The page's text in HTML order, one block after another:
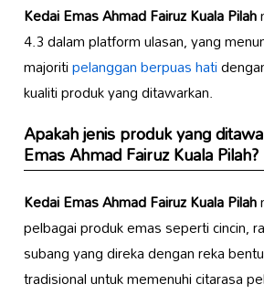
Kedai Emas Ahmad Fairuz Kuala Pilah
4.3 dalam platform ulasan, yang
majoritipelanggan berpuas hati
kualiti produk yang ditawarkan.
Apakah jenis produk yang
Emas Ahmad Fairuz Kuala Pilah?
Kedai Emas Ahmad Fairuz Kuala Pilah
pelbagai produk emas seperti cincin,
subang yang direka dengan reka
tradisional untuk memenuhi citarasa